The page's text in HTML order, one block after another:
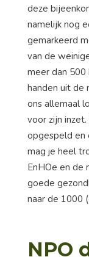
deze
namelijk nog
gemarkeerd
van de
meer dan 500
handen uit de
ons allemaal
voor zijn
opgespeld en
mag je heel
EnHOe en de
goede
naar de 1000
NPO